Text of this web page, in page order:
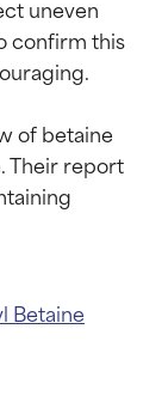
uneven
confirm this
of betaine
Their report
Betaine